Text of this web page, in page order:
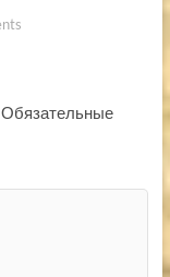
Обязательные